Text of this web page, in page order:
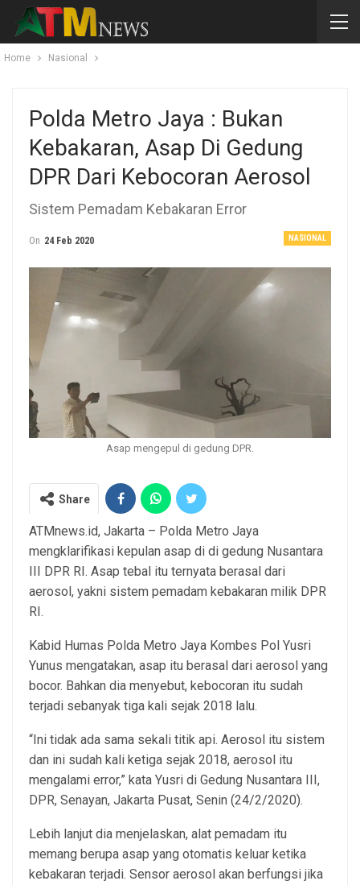
Home Nasional
Polda Metro Jaya : Bukan
Kebakaran, Asap Di Gedung
DPR Dari Kebocoran Aerosol
Sistem Pemadam Kebakaran Error
NASIONAL
On 24 Feb 2020
Asap mengepul di gedung DPR.
Share
ATMnews.id, Jakarta – Polda Metro Jaya
mengklarifikasi kepulan asap di di gedung Nusantara
III DPR RI. Asap tebal itu ternyata berasal dari
aerosol, yakni sistem pemadam kebakaran milik DPR
RI.
Kabid Humas Polda Metro Jaya Kombes Pol Yusri
Yunus mengatakan, asap itu berasal dari aerosol yang
bocor. Bahkan dia menyebut, kebocoran itu sudah
terjadi sebanyak tiga kali sejak 2018 lalu.
“Ini tidak ada sama sekali titik api. Aerosol itu sistem
dan ini sudah kali ketiga sejak 2018, aerosol itu
mengalami error,” kata Yusri di Gedung Nusantara III,
DPR, Senayan, Jakarta Pusat, Senin (24/2/2020).
Lebih lanjut dia menjelaskan, alat pemadam itu
memang berupa asap yang otomatis keluar ketika
kebakaran terjadi. Sensor aerosol akan berfungsi jika